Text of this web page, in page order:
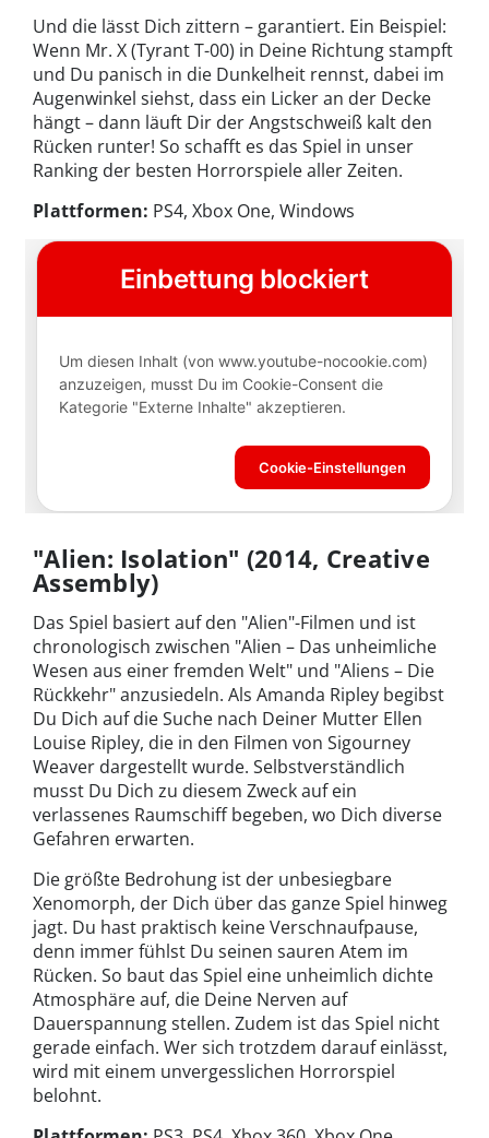
Und die lässt Dich zittern – garantiert. Ein Beispiel:
Wenn Mr. X (Tyrant T-00) in Deine Richtung stampft
und Du panisch in die Dunkelheit rennst, dabei im
Augenwinkel siehst, dass ein Licker an der Decke
hängt – dann läuft Dir der Angstschweiß kalt den
Rücken runter! So schafft es das Spiel in unser
Ranking der besten Horrorspiele aller Zeiten.
Plattformen: PS4, Xbox One, Windows
"Alien: Isolation" (2014, Creative
Assembly)
Das Spiel basiert auf den "Alien"-Filmen und ist
chronologisch zwischen "Alien – Das unheimliche
Wesen aus einer fremden Welt" und "Aliens – Die
Rückkehr" anzusiedeln. Als Amanda Ripley begibst
Du Dich auf die Suche nach Deiner Mutter Ellen
Louise Ripley, die in den Filmen von Sigourney
Weaver dargestellt wurde. Selbstverständlich
musst Du Dich zu diesem Zweck auf ein
verlassenes Raumschiff begeben, wo Dich diverse
Gefahren erwarten.
Die größte Bedrohung ist der unbesiegbare
Xenomorph, der Dich über das ganze Spiel hinweg
jagt. Du hast praktisch keine Verschnaufpause,
denn immer fühlst Du seinen sauren Atem im
Rücken. So baut das Spiel eine unheimlich dichte
Atmosphäre auf, die Deine Nerven auf
Dauerspannung stellen. Zudem ist das Spiel nicht
gerade einfach. Wer sich trotzdem darauf einlässt,
wird mit einem unvergesslichen Horrorspiel
belohnt.